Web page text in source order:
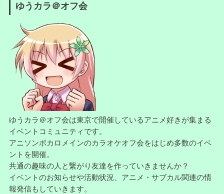
ゆうカラ＠オフ会
ゆうカラ＠オフ会は東京で開催しているアニメ好きが集まる
イベントコミュニティです。
アニソンボカロメインのカラオケオフ会をはじめ多数のイベ
ントを開催。
共通の趣味の人と繋がり友達を作っていきませんか？
イベントのお知らせや活動状況、アニメ・サブカル関連の情
報発信もしていきます。